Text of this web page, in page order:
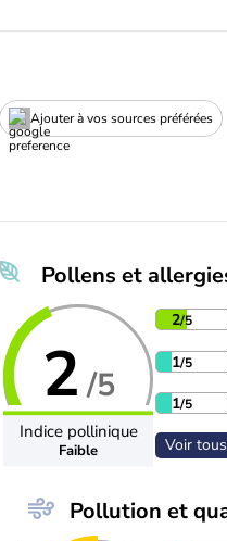
Ajouter à vos sources préférées
Pollens et
2 /5
Indice pollinique
Faible
2/5
1/5
1/5
Voir
Pollution et